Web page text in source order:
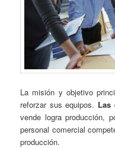
La misión y objetivo
reforzar sus equipos. Las
vende logra producción,
personal comercial
producción.